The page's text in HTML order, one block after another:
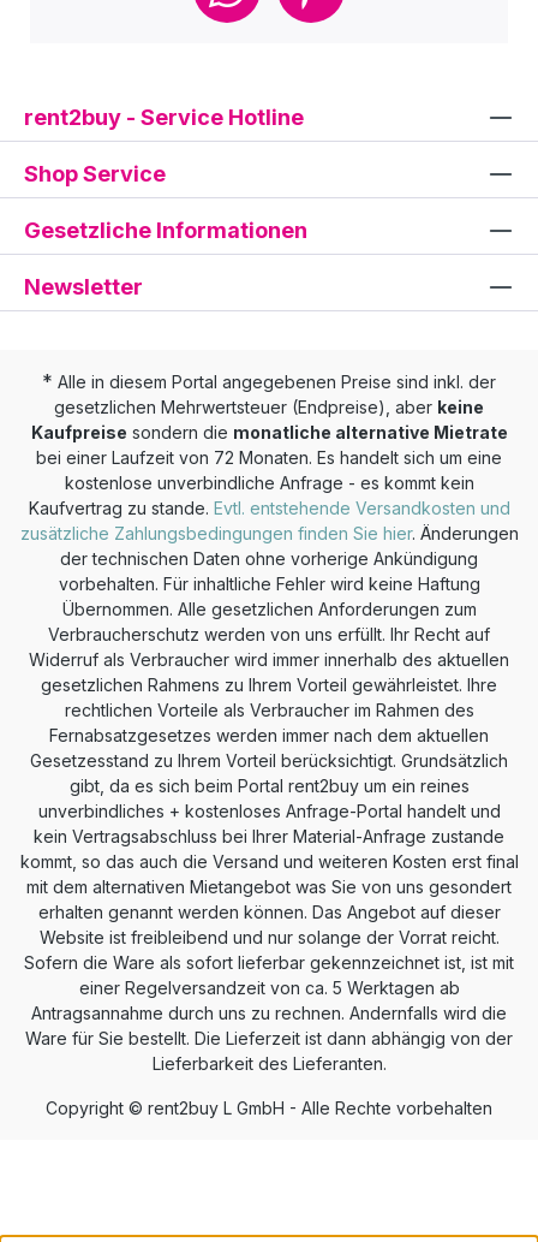
rent2buy - Service Hotline
Shop Service
Gesetzliche Informationen
Newsletter
* Alle in diesem Portal angegebenen Preise sind inkl. der
gesetzlichen Mehrwertsteuer (Endpreise), aber keine
Kaufpreise sondern die monatliche alternative Mietrate
bei einer Laufzeit von 72 Monaten. Es handelt sich um eine
kostenlose unverbindliche Anfrage - es kommt kein
Kaufvertrag zu stande. Evtl. entstehende Versandkosten und
zusätzliche Zahlungsbedingungen finden Sie hier. Änderungen
der technischen Daten ohne vorherige Ankündigung
vorbehalten. Für inhaltliche Fehler wird keine Haftung
Übernommen. Alle gesetzlichen Anforderungen zum
Verbraucherschutz werden von uns erfüllt. Ihr Recht auf
Widerruf als Verbraucher wird immer innerhalb des aktuellen
gesetzlichen Rahmens zu Ihrem Vorteil gewährleistet. Ihre
rechtlichen Vorteile als Verbraucher im Rahmen des
Fernabsatzgesetzes werden immer nach dem aktuellen
Gesetzesstand zu Ihrem Vorteil berücksichtigt. Grundsätzlich
gibt, da es sich beim Portal rent2buy um ein reines
unverbindliches + kostenloses Anfrage-Portal handelt und
kein Vertragsabschluss bei Ihrer Material-Anfrage zustande
kommt, so das auch die Versand und weiteren Kosten erst final
mit dem alternativen Mietangebot was Sie von uns gesondert
erhalten genannt werden können. Das Angebot auf dieser
Website ist freibleibend und nur solange der Vorrat reicht.
Sofern die Ware als sofort lieferbar gekennzeichnet ist, ist mit
einer Regelversandzeit von ca. 5 Werktagen ab
Antragsannahme durch uns zu rechnen. Andernfalls wird die
Ware für Sie bestellt. Die Lieferzeit ist dann abhängig von der
Lieferbarkeit des Lieferanten.
Copyright © rent2buy L GmbH - Alle Rechte vorbehalten